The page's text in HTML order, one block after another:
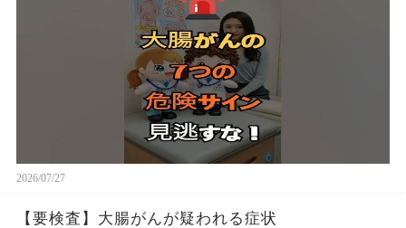
2026/07/27
【要検査】大腸がんが疑われる症状